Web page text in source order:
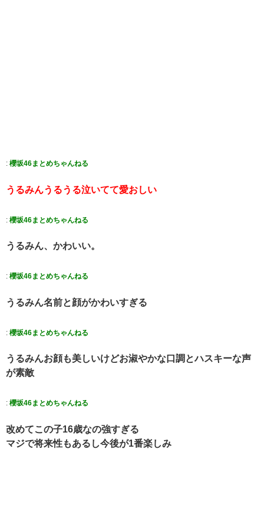
: 櫻坂46まとめちゃんねる
うるみんうるうる泣いてて愛おしい
: 櫻坂46まとめちゃんねる
うるみん、かわいい。
: 櫻坂46まとめちゃんねる
うるみん名前と顔がかわいすぎる
: 櫻坂46まとめちゃんねる
うるみんお顔も美しいけどお淑やかな口調とハスキーな声
が素敵
: 櫻坂46まとめちゃんねる
改めてこの子16歳なの強すぎる
マジで将来性もあるし今後が1番楽しみ